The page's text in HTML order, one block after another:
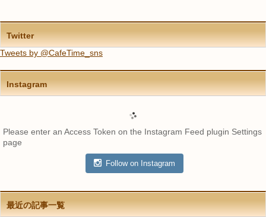
Twitter
Tweets by @CafeTime_sns
Instagram
Please enter an Access Token on the Instagram Feed plugin Settings
page
Follow on Instagram
最近の記事一覧